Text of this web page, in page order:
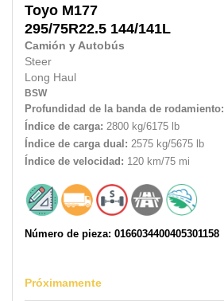
Toyo M177
295/75R22.5 144/141L
Camión y Autobús
Steer
Long Haul
BSW
Profundidad de la banda de rodamiento:
Índice de carga: 2800 kg/6175 lb
Índice de carga dual: 2575 kg/5675 lb
Índice de velocidad: 120 km/75 mi
Número de pieza: 0166034400405301158
Próximamente